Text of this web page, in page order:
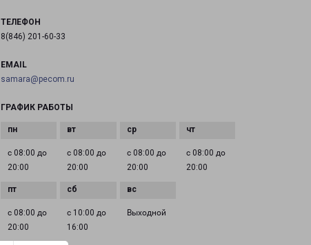
ТЕЛЕФОН
8(846) 201-60-33
EMAIL
samara@pecom.ru
ГРАФИК РАБОТЫ
с 08:00 до
20:00
с 08:00 до
20:00
с 08:00 до
20:00
с 08:00 до
20:00
с 08:00 до
20:00
с 10:00 до
16:00
Выходной